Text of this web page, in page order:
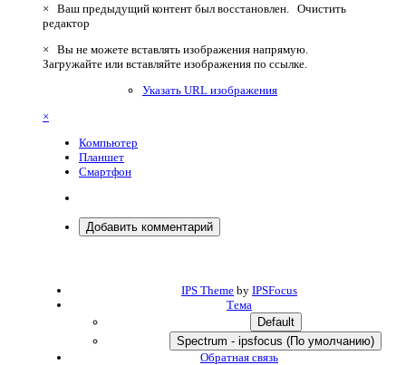
× Ваш предыдущий контент был восстановлен. Очистить
редактор
× Вы не можете вставлять изображения напрямую.
Загружайте или вставляйте изображения по ссылке.
Указать URL изображения
×
Компьютер
Планшет
Смартфон
Добавить комментарий
IPS Theme by IPSFocus
Тема
Default
Spectrum - ipsfocus (По умолчанию)
Обратная связь